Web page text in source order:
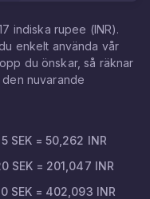
indiska rupee (INR).
enkelt använda vår
du önskar, så räknar
nuvarande
5 SEK = 50,262 INR
SEK = 201,047 INR
SEK = 402,093 INR